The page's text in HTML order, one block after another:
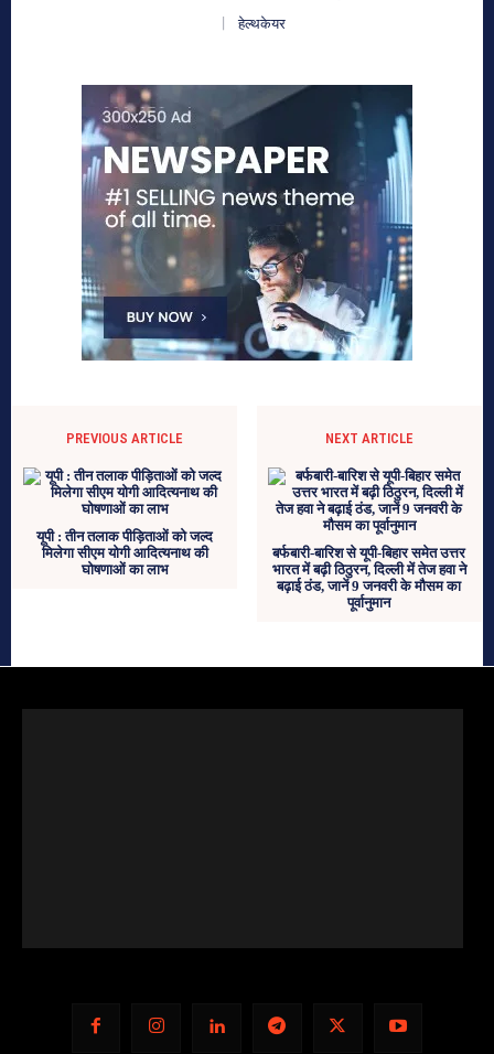
हेल्थकेयर
PREVIOUS ARTICLE
यूपी : तीन तलाक पीड़िताओं को जल्द
मिलेगा सीएम योगी आदित्यनाथ की
घोषणाओं का लाभ
NEXT ARTICLE
बर्फबारी-बारिश से यूपी-बिहार समेत उत्तर
भारत में बढ़ी ठिठुरन, दिल्‍ली में तेज हवा ने
बढ़ाई ठंड, जानें 9 जनवरी के मौसम का
पूर्वानुमान